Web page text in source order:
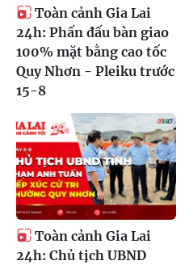
Toàn cảnh Gia Lai
24h: Phấn đấu bàn giao
100% mặt bằng cao tốc
Quy Nhơn - Pleiku trước
15-8
Toàn cảnh Gia Lai
24h: Chủ tịch UBND